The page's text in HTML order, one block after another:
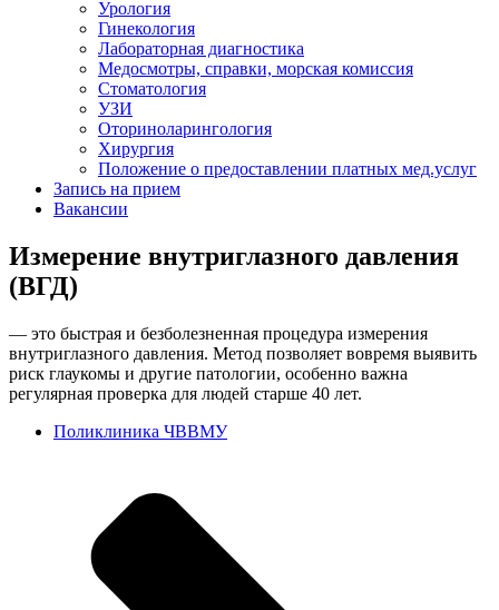
Урология
Гинекология
Лабораторная диагностика
Медосмотры, справки, морская комиссия
Стоматология
УЗИ
Оториноларингология
Хирургия
Положение о предоставлении платных мед.услуг
Запись на прием
Вакансии
Измерение внутриглазного давления
(ВГД)
— это быстрая и безболезненная процедура измерения
внутриглазного давления. Метод позволяет вовремя выявить
риск глаукомы и другие патологии, особенно важна
регулярная проверка для людей старше 40 лет.
Поликлиника ЧВВМУ